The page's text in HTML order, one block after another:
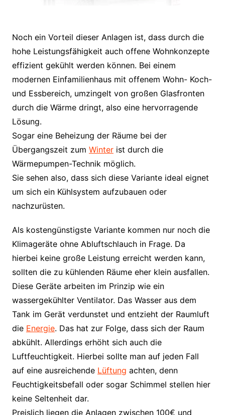
Noch ein Vorteil dieser Anlagen ist, dass durch die
hohe Leistungsfähigkeit auch offene Wohnkonzepte
effizient gekühlt werden können. Bei einem
modernen Einfamilienhaus mit offenem Wohn- Koch-
und Essbereich, umzingelt von großen Glasfronten
durch die Wärme dringt, also eine hervorragende
Lösung.
Sogar eine Beheizung der Räume bei der
Übergangszeit zum Winterist durch die
Wärmepumpen-Technik möglich.
Sie sehen also, dass sich diese Variante ideal eignet
um sich ein Kühlsystem aufzubauen oder
nachzurüsten.
Als kostengünstigste Variante kommen nur noch die
Klimageräte ohne Abluftschlauch in Frage. Da
hierbei keine große Leistung erreicht werden kann,
sollten die zu kühlenden Räume eher klein ausfallen.
Diese Geräte arbeiten im Prinzip wie ein
wassergekühlter Ventilator. Das Wasser aus dem
Tank im Gerät verdunstet und entzieht der Raumluft
die Energie. Das hat zur Folge, dass sich der Raum
abkühlt. Allerdings erhöht sich auch die
Luftfeuchtigkeit. Hierbei sollte man auf jeden Fall
auf eine ausreichende Lüftung achten, denn
Feuchtigkeitsbefall oder sogar Schimmel stellen hier
keine Seltenheit dar.
Preislich liegen die Anlagen zwischen 100€ und